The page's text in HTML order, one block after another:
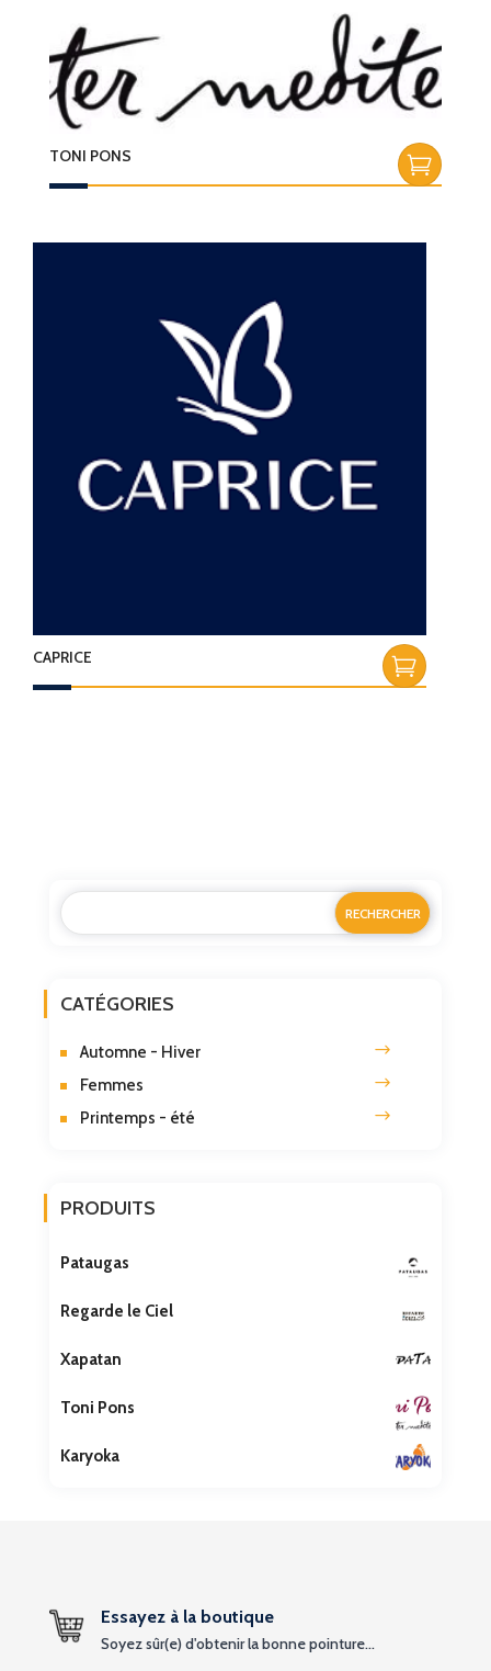
TONI PONS
CAPRICE
CATÉGORIES
Automne - Hiver
Femmes
Printemps - été
PRODUITS
Pataugas
Regarde le Ciel
Xapatan
Toni Pons
Karyoka
Essayez à la boutique
Soyez sûr(e) d'obtenir la bonne pointure...